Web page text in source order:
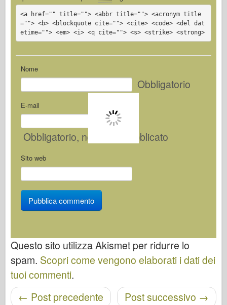
<a href="" title=""> <abbr title=""> <acronym title
=""> <b> <blockquote cite=""> <cite> <code> <del dat
etime=""> <em> <i> <q cite=""> <s> <strike> <strong>
Nome
Obbligatorio
E-mail
Obbligatorio, non sarà pubblicato
Sito web
Questo sito utilizza Akismet per ridurre lo
spam. Scopri come vengono elaborati i dati dei
tuoi commenti.
Navigazione post Post successivo →
← Post precedente